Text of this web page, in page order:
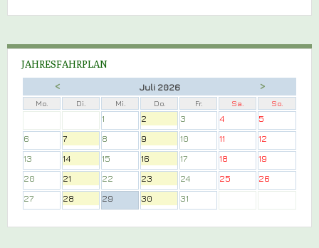
JAHRESFAHRPLAN
< Juli 2026 >
Mo. Di. Mi. Do. Fr. Sa. So.
1 2 3 4
5
6
7 8 9 10 11
12
13
14 15 16 17 18
19
20
21 22 23 24 25
26
27
28 29 30 31